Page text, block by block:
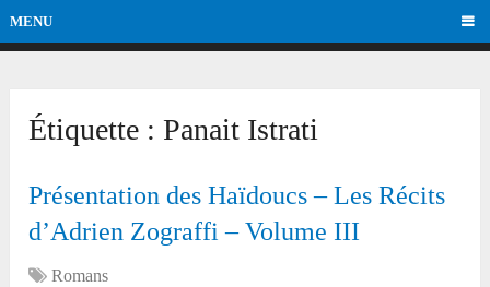
MENU
Étiquette :Panait Istrati
Présentation des Haïdoucs – Les Récits
d’Adrien Zograffi – Volume III
Romans